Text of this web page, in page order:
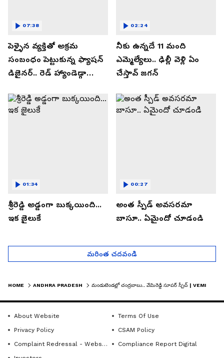
పెళ్ళైన వ్యక్తితో అక్రమ
సంబంధం పెట్టుకున్న ఫ్యాషన్
డిజైనర్.. రెడ్ హ్యాండెడ్గా
07:38
నీకు ఉన్నదే 11 మంది
ఎమ్మెల్యేలు.. ఢిల్లీ వెళ్లి ఏం
చేస్తావ్ జగన్
02:24
శ్రీరెడ్డి అడ్డంగా బుక్కయింది...
ఇక జైలుకే
01:34
అంత స్పీడ్ అవసరమా
బాసూ.. ఏమైందో చూడండి
00:27
మరింత చదవండి
HOME ANDHRA PRADESH
About Website
Terms Of Use
Privacy Policy
CSAM Policy
Complaint Redressal - Website
Compliance Report Digital